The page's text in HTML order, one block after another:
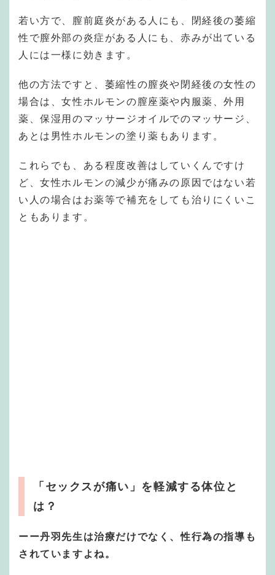
若い方で、膣前庭炎がある人にも、閉経後の萎縮
性で膣外部の炎症がある人にも、赤みが出ている
人には一様に効きます。
他の方法ですと、萎縮性の膣炎や閉経後の女性の
場合は、女性ホルモンの膣座薬や内服薬、外用
薬、保湿用のマッサージオイルでのマッサージ、
あとは男性ホルモンの塗り薬もあります。
これらでも、ある程度改善はしていくんですけ
ど、女性ホルモンの減少が痛みの原因ではない若
い人の場合はお薬等で補充をしても治りにくいこ
ともあります。
「セックスが痛い」を軽減する体位と
は？
ーー丹羽先生は治療だけでなく、性行為の指導も
されていますよね。